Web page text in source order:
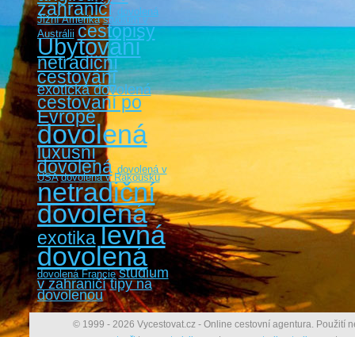
zahraničí dovolená
Jižní Amerika studium v
Austrálii cestopisy
Ubytování
netradiční
cestování
exotická dovolená
cestovaní po
Evropě
dovolená
luxusní
dovolená dovolená v
USA dovolená v Rakousku
netradiční
dovolená
exotika levná
dovolená
dovolená Francie studium
v zahraničí tipy na
dovolenou
© 1999 - 2026 Vycestovat.cz - Online cestovní agentura. Použití